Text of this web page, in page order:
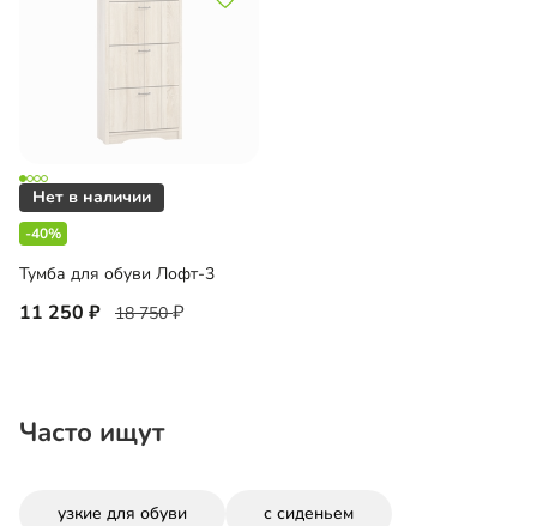
-40%
Тумба для обуви Лофт-3
11 250 18 750
Часто ищут
узкие для обуви с сиденьем